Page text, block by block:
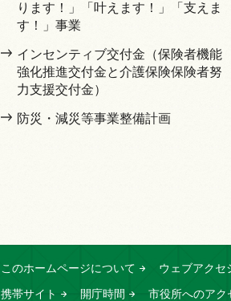
ります！」「叶えます！」「支えま
す！」事業
インセンティブ交付金（保険者機能
強化推進交付金と介護保険保険者努
力支援交付金）
防災・減災等事業整備計画
このホームページについて ウェブアクセ
携帯サイト
開庁時間 市役所へのアク